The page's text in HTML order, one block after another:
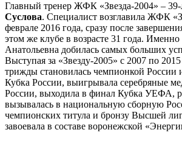
Главный тренер ЖФК «Звезда-2004» – 39-
Суслова. Специалист возглавила ЖФК
феврале 2016 года, сразу после
этом же клубе в возрасте 31 года.
Анатольевна добилась самых больших
Выступая за «Звезду-2005» с 2007 по
трижды становилась чемпионкой России
Кубка России, выигрывала серебряные
России, выходила в финал Кубка УЕФА,
вызывалась в национальную сборную
чемпионских титула и бронзу Высшей
завоевала в составе воронежской